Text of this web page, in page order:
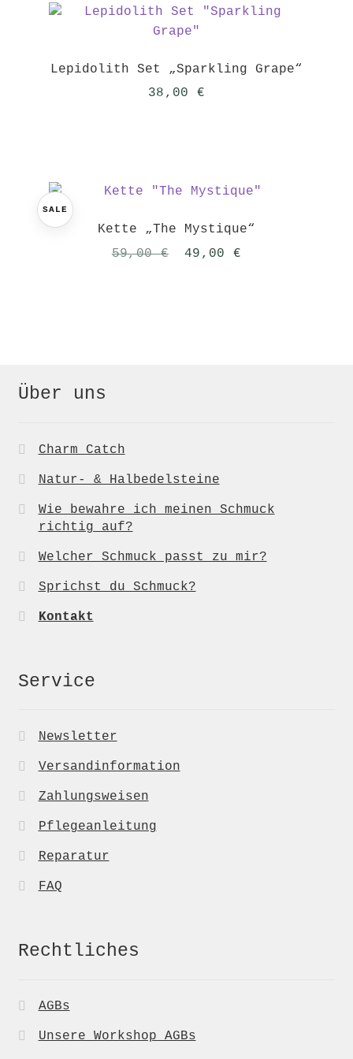
Lepidolith Set „Sparkling Grape“
38,00 €
SALE
Kette „The Mystique“
59,00€
Ursprünglicher
49,00 €
Über uns
Charm Catch
Natur- & Halbedelsteine
Wie bewahre ich meinen Schmuck
richtig auf?
Welcher Schmuck passt zu mir?
Sprichst du Schmuck?
Kontakt
Service
Newsletter
Versandinformation
Zahlungsweisen
Pflegeanleitung
Reparatur
FAQ
Rechtliches
AGBs
Unsere Workshop AGBs